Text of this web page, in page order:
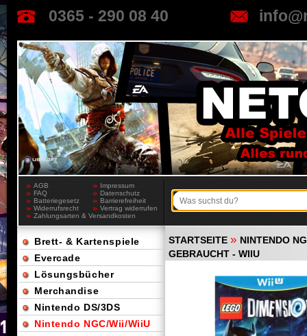
0365 - 290 08 40
AGB
Impressum
FAQ
Datenschutz
Batteriegesetz
Barrierefreiheit
Widerrufsrecht
Vertrag widerrufen
Zahlungsarten & Versandkosten
STARTSEITE » NINTENDO
GEBRAUCHT - WIIU
Brett- & Kartenspiele
Evercade
Lösungsbücher
Merchandise
Nintendo DS/3DS
Nintendo NGC/Wii/WiiU